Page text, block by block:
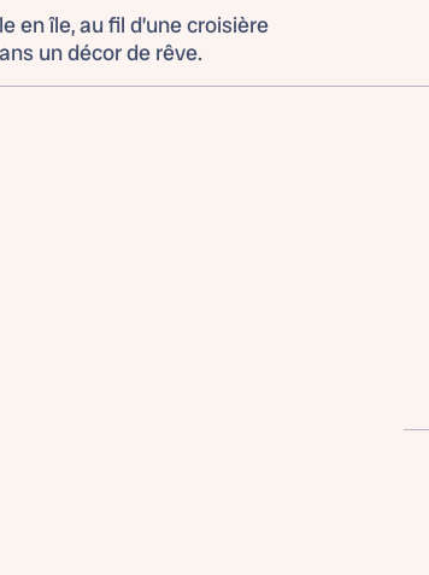
en île, au fil d’une croisière
un décor de rêve.